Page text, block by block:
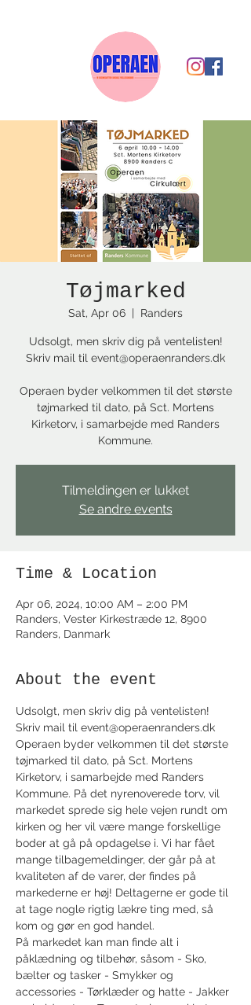
Tøjmarked
Sat, Apr 06
  |
Randers
Udsolgt, men skriv dig på ventelisten!
Skriv mail til event@operaenranders.dk
Operaen byder velkommen til det største
tøjmarked til dato, på Sct. Mortens
Kirketorv, i samarbejde med Randers
Kommune.
Tilmeldingen er lukket
Se andre events
Time & Location
Apr 06, 2024, 10:00 AM – 2:00 PM
Randers, Vester Kirkestræde 12, 8900
Randers, Danmark
About the event
Udsolgt, men skriv dig på ventelisten!
Skriv mail til event@operaenranders.dk
Operaen byder velkommen til det største
tøjmarked til dato, på Sct. Mortens
Kirketorv, i samarbejde med Randers
Kommune. På det nyrenoverede torv, vil
markedet sprede sig hele vejen rundt om
kirken og her vil være mange forskellige
boder at gå på opdagelse i. Vi har fået
mange tilbagemeldinger, der går på at
kvaliteten af de varer, der findes på
markederne er høj! Deltagerne er gode til
at tage nogle rigtig lækre ting med, så
kom og gør en god handel.
På markedet kan man finde alt i
påklædning og tilbehør, såsom - Sko,
bælter og tasker - Smykker og
accessories - Tørklæder og hatte - Jakker